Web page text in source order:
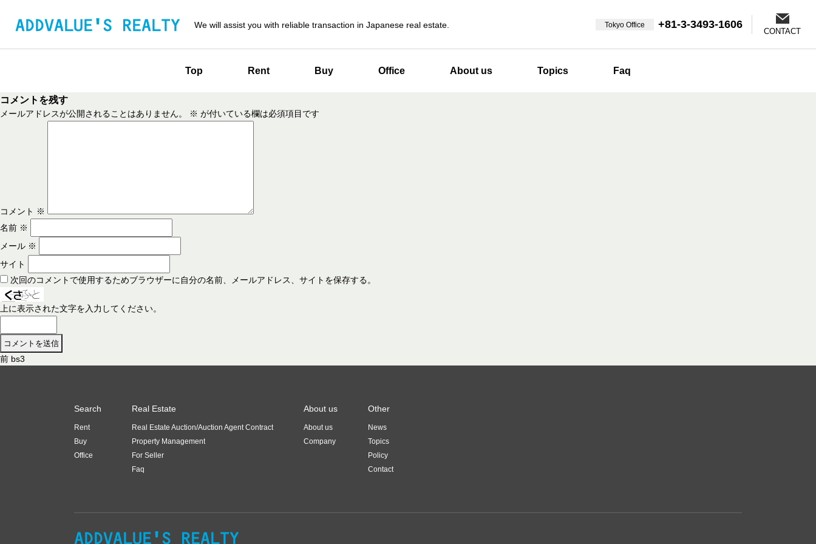
We will assist you with reliable transaction in Japanese real estate. Tokyo Office +81-3-3493-1606
CONTACT
Top Rent Buy Office About us Topics Faq
コメントを残す
メールアドレスが公開されることはありません。 ※ が付いている欄は必須項目です
コメント ※
名前 ※
メール ※
サイト
次回のコメントで使用するためブラウザーに自分の名前、メールアドレス、サイトを保存する。
上に表示された文字を入力してください。
投
前 前
bs3
Search
Rent
Buy
Office
Real Estate
Real Estate Auction/Auction Agent Contract
Property Management
For Seller
Faq
About us
About us
Company
Other
News
Topics
Policy
Contact